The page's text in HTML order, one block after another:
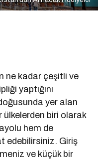
ne kadar çeşitli ve
yaptığını
yer alan
ülkelerden biri olarak
hem de
edebilirsiniz. Giriş
ve küçük bir